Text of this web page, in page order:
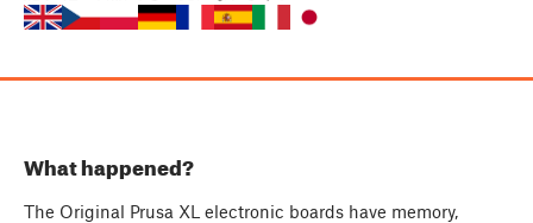
What happened?
The Original Prusa XL electronic boards have memory,